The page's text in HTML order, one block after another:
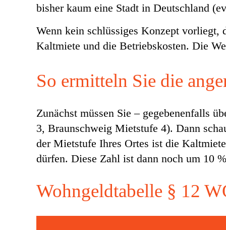
bisher kaum eine Stadt in Deutschland
Wenn kein schlüssiges Konzept vorliegt,
Kaltmiete und die Betriebskosten. Die
So ermitteln Sie die
Zunächst müssen Sie – gegebenenfalls
3, Braunschweig Mietstufe 4). Dann
der Mietstufe Ihres Ortes ist die
dürfen. Diese Zahl ist dann noch um 10
Wohngeldtabelle § 12